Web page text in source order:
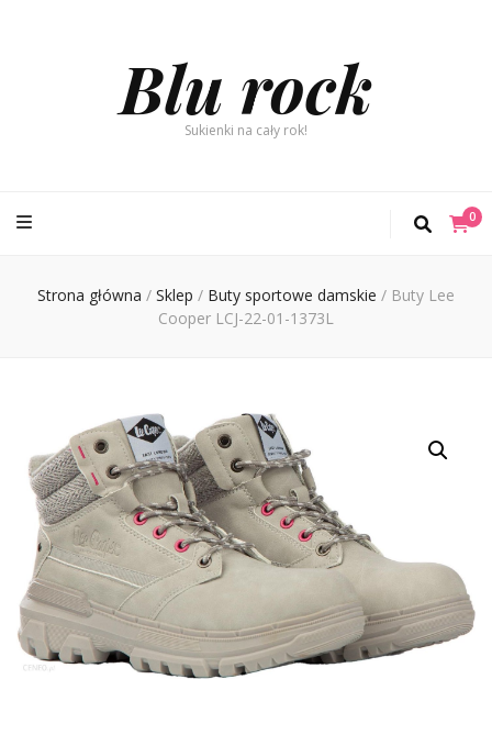
Blu rock
Sukienki na cały rok!
0
Strona główna / Sklep / Buty sportowe damskie / Buty Lee
Cooper LCJ-22-01-1373L